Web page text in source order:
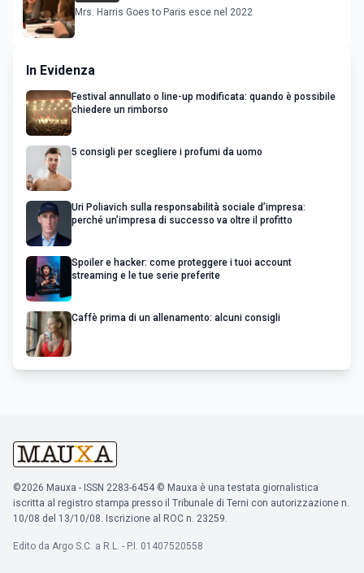
drammatico con Isabelle Huppert
Mrs. Harris Goes to Paris esce nel 2022
In Evidenza
Festival annullato o line-up modificata: quando è possibile
chiedere un rimborso
5 consigli per scegliere i profumi da uomo
Uri Poliavich sulla responsabilità sociale d’impresa:
perché un’impresa di successo va oltre il profitto
Spoiler e hacker: come proteggere i tuoi account
streaming e le tue serie preferite
Caffè prima di un allenamento: alcuni consigli
©2026 Mauxa - ISSN 2283-6454 © Mauxa è una testata giornalistica
iscritta al registro stampa presso il Tribunale di Terni con autorizzazione n.
10/08 del 13/10/08. Iscrizione al ROC n. 23259.
Edito da Argo S.C. a R.L. - P.I. 01407520558